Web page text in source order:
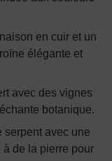
en cuir et un
élégante et
avec des vignes
botanique.
serpent avec une
de la pierre pour